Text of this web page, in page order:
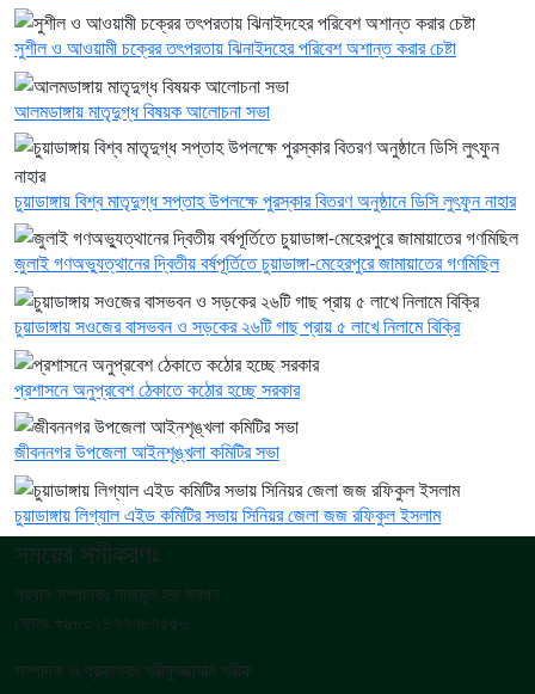
সুশীল ও আওয়ামী চক্রের তৎপরতায় ঝিনাইদহের পরিবেশ অশান্ত করার চেষ্টা
আলমডাঙ্গায় মাতৃদুগ্ধ বিষয়ক আলোচনা সভা
চুয়াডাঙ্গায় বিশ্ব মাতৃদুগ্ধ সপ্তাহ উপলক্ষে পুরস্কার বিতরণ অনুষ্ঠানে ডিসি লুৎফুন নাহার
জুলাই গণঅভ্যুত্থানের দ্বিতীয় বর্ষপূর্তিতে চুয়াডাঙ্গা-মেহেরপুরে জামায়াতের গণমিছিল
চুয়াডাঙ্গায় সওজের বাসভবন ও সড়কের ২৬টি গাছ প্রায় ৫ লাখে নিলামে বিক্রি
প্রশাসনে অনুপ্রবেশ ঠেকাতে কঠোর হচ্ছে সরকার
জীবননগর উপজেলা আইনশৃঙ্খলা কমিটির সভা
চুয়াডাঙ্গায় লিগ্যাল এইড কমিটির সভায় সিনিয়র জেলা জজ রফিকুল ইসলাম
সময়ের সমীকরণঃ
প্রধান সম্পাদকঃ নাজমুল হক স্বপন
ফোনঃ +৮৮০২৪৭৭৭৮৭৫৫৬
সম্পাদক ও প্রকাশকঃ শরীফুজ্জামান শরীফ